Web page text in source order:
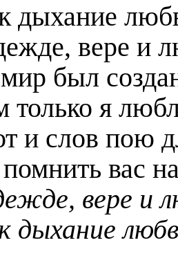
дыхание
вере и
был
только я
и слов пою
вас
вере и
дыхание